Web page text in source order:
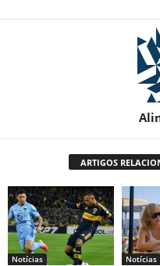
ARTIGOS
Notícias Notícias